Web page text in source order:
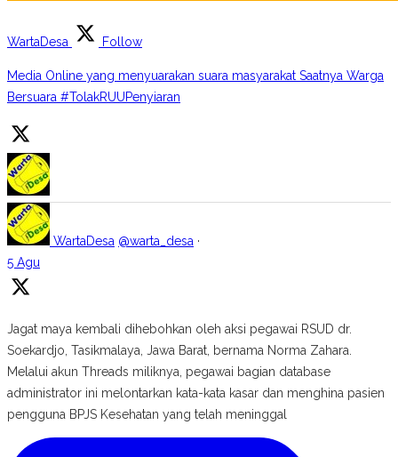
WartaDesa Follow
Media Online yang menyuarakan suara masyarakat Saatnya Warga
Bersuara #TolakRUUPenyiaran
WartaDesa @warta_desa ·
5 Agu
Jagat maya kembali dihebohkan oleh aksi pegawai RSUD dr.
Soekardjo, Tasikmalaya, Jawa Barat, bernama Norma Zahara.
Melalui akun Threads miliknya, pegawai bagian database
administrator ini melontarkan kata-kata kasar dan menghina pasien
pengguna BPJS Kesehatan yang telah meninggal